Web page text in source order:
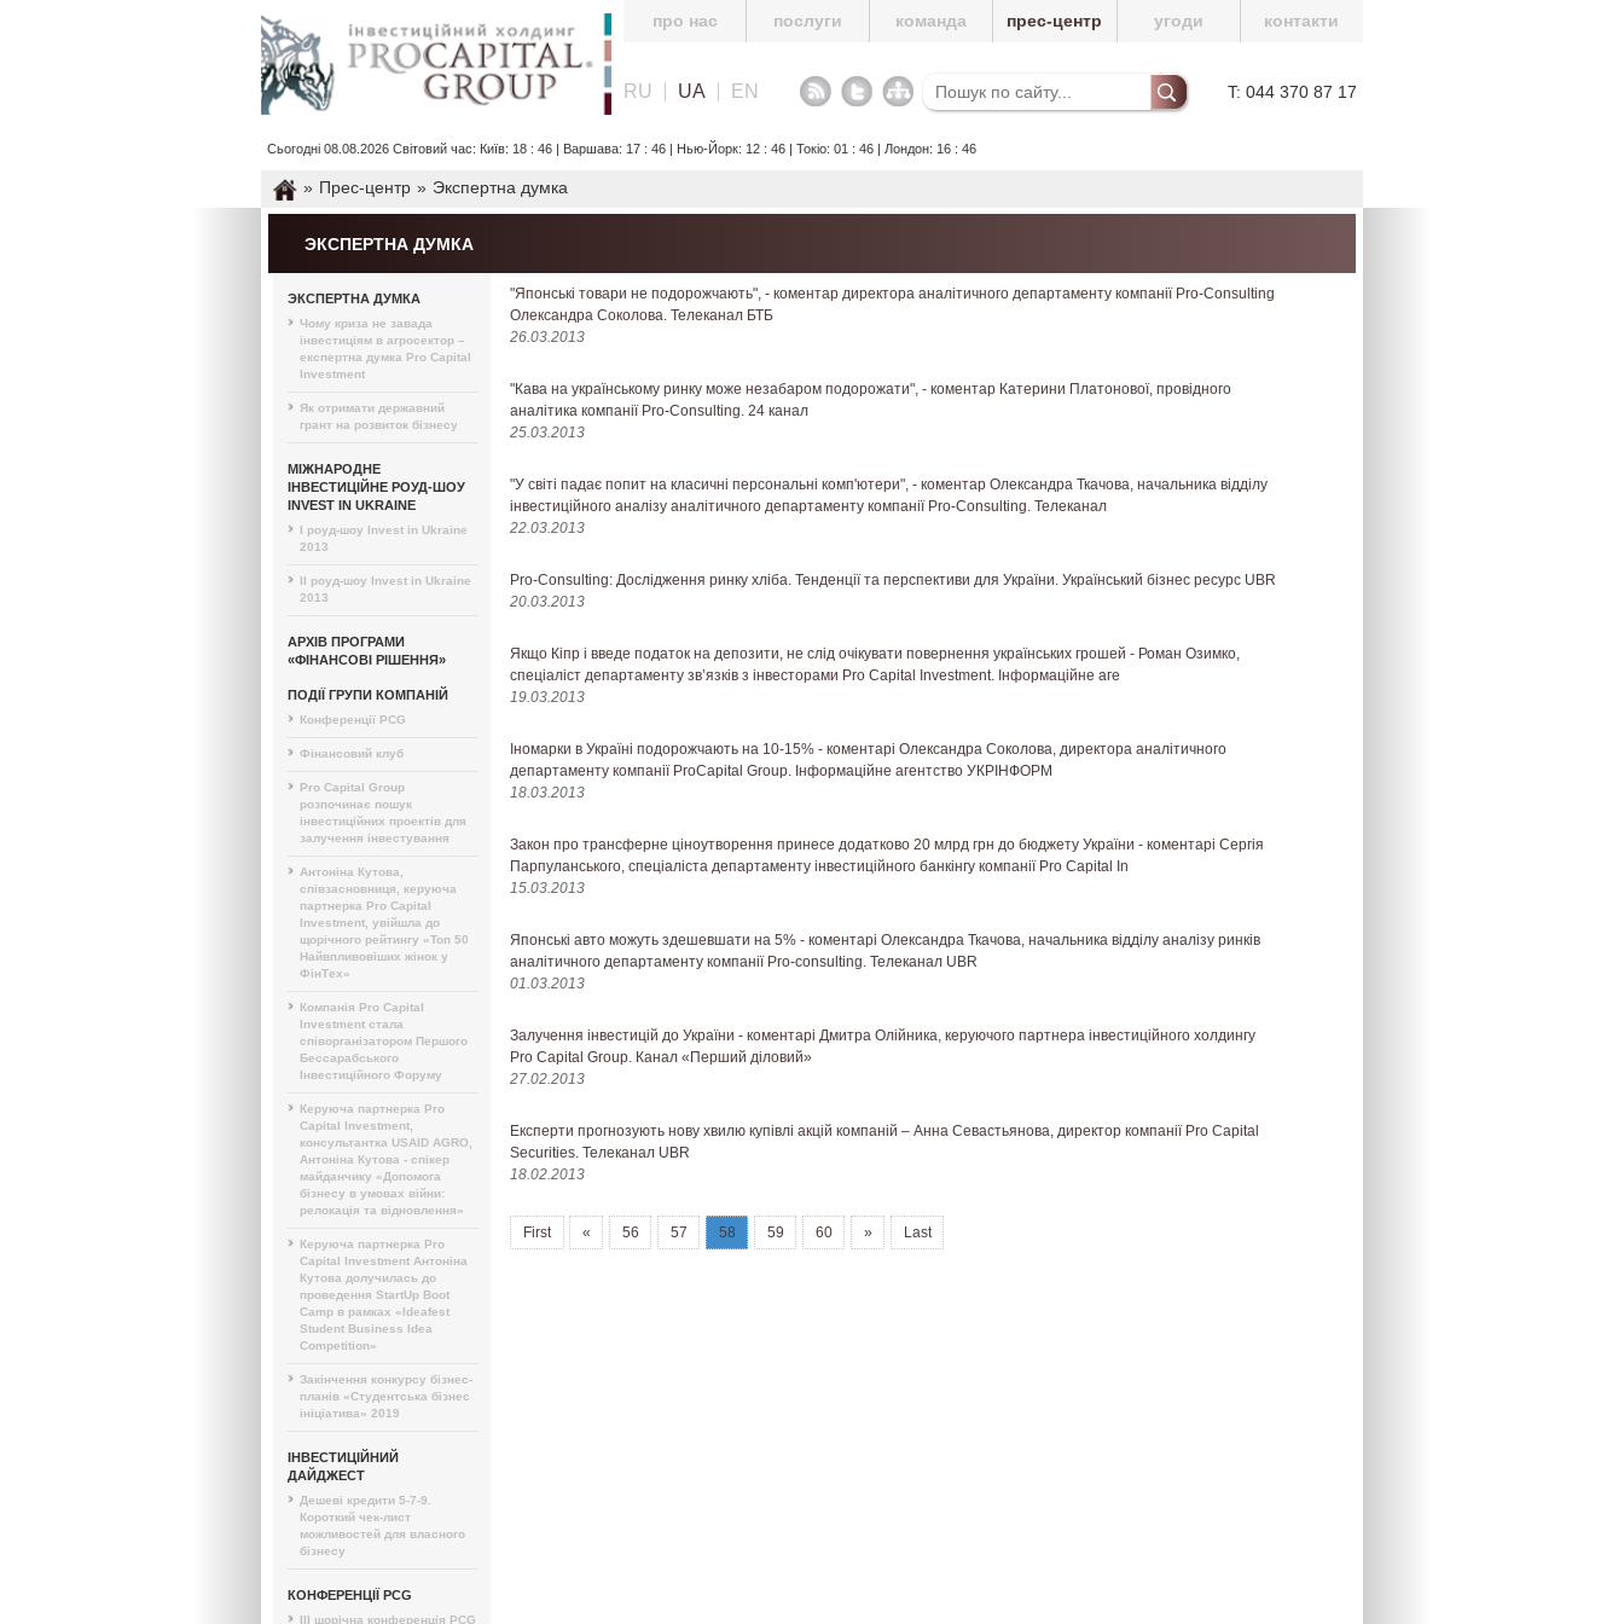
про нас послуги команда прес-центр угоди контакти
RU UA EN T: 044 370 87 17
Сьогодні 08.08.2026 Світовий час: Київ: 18 : 46 | Варшава: 17 : 46 | Нью-Йорк: 12 : 46 | Токіо: 01 : 46 | Лондон: 16 : 46
» Прес-центр » Экспертна думка
ЭКСПЕРТНА ДУМКА
ЭКСПЕРТНА ДУМКА
Чому криза не завада
інвестиціям в агросектор –
експертна думка Pro Capital
Investment
Як отримати державний
грант на розвиток бізнесу
МІЖНАРОДНЕ
ІНВЕСТИЦІЙНЕ РОУД-ШОУ
INVEST IN UKRAINE
I роуд-шоу Invest in Ukraine
2013
II роуд-шоу Invest in Ukraine
2013
АРХІВ ПРОГРАМИ
«ФІНАНСОВІ РІШЕННЯ»
ПОДІЇ ГРУПИ КОМПАНІЙ
Конференції PCG
Фінансовий клуб
Pro Capital Group
розпочинає пошук
інвестиційних проектів для
залучення інвестування
Антоніна Кутова,
співзасновниця, керуюча
партнерка Pro Capital
Investment, увійшла до
щорічного рейтингу «Топ 50
Найвпливовіших жінок у
ФінТех»
Компанія Pro Capital
Investment стала
співорганізатором Першого
Бессарабського
Інвестиційного Форуму
Керуюча партнерка Pro
Capital Investment,
консультантка USAID AGRO,
Антоніна Кутова - спікер
майданчику «Допомога
бізнесу в умовах війни:
релокація та відновлення»
Керуюча партнерка Pro
Capital Investment Антоніна
Кутова долучилась до
проведення StartUp Boot
Camp в рамках «Ideafest
Student Business Idea
Competition»
Закінчення конкурсу бізнес-
планів «Студентська бізнес
ініціатива» 2019
ІНВЕСТИЦІЙНИЙ
ДАЙДЖЕСТ
Дешеві кредити 5-7-9.
Короткий чек-лист
можливостей для власного
бізнесу
КОНФЕРЕНЦІЇ PCG
III щорічна конференція PCG
"Японські товари не подорожчають", - коментар директора аналітичного департаменту компанії Pro-Consulting
Олександра Соколова. Телеканал БТБ
26.03.2013
"Кава на українському ринку може незабаром подорожати", - коментар Катерини Платонової, провідного
аналітика компанії Pro-Consulting. 24 канал
25.03.2013
"У світі падає попит на класичні персональні комп'ютери", - коментар Олександра Ткачова, начальника відділу
інвестиційного аналізу аналітичного департаменту компанії Pro-Consulting. Телеканал
22.03.2013
Pro-Consulting: Дослідження ринку хліба. Тенденції та перспективи для України. Український бізнес ресурс UBR
20.03.2013
Якщо Кіпр і введе податок на депозити, не слід очікувати повернення українських грошей - Роман Озимко,
спеціаліст департаменту зв’язків з інвесторами Pro Capital Investment. Інформаційне аге
19.03.2013
Іномарки в Україні подорожчають на 10-15% - коментарі Олександра Соколова, директора аналітичного
департаменту компанії ProCapital Group. Інформаційне агентство УКРІНФОРМ
18.03.2013
Закон про трансферне ціноутворення принесе додатково 20 млрд грн до бюджету України - коментарі Сергія
Парпуланського, спеціаліста департаменту інвестиційного банкінгу компанії Pro Capital In
15.03.2013
Японські авто можуть здешевшати на 5% - коментарі Олександра Ткачова, начальника відділу аналізу ринків
аналітичного департаменту компанії Pro-consulting. Телеканал UBR
01.03.2013
Залучення інвестицій до України - коментарі Дмитра Олійника, керуючого партнера інвестиційного холдингу
Pro Capital Group. Канал «Перший діловий»
27.02.2013
Експерти прогнозують нову хвилю купівлі акцій компаній – Анна Севастьянова, директор компанії Pro Capital
Securities. Телеканал UBR
18.02.2013
First « 56 57 58 59 60 » Last